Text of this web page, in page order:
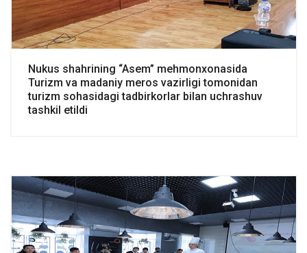
Nukus shahrining “Asem” mehmonxonasida
Turizm va madaniy meros vazirligi tomonidan
turizm sohasidagi tadbirkorlar bilan uchrashuv
tashkil etildi